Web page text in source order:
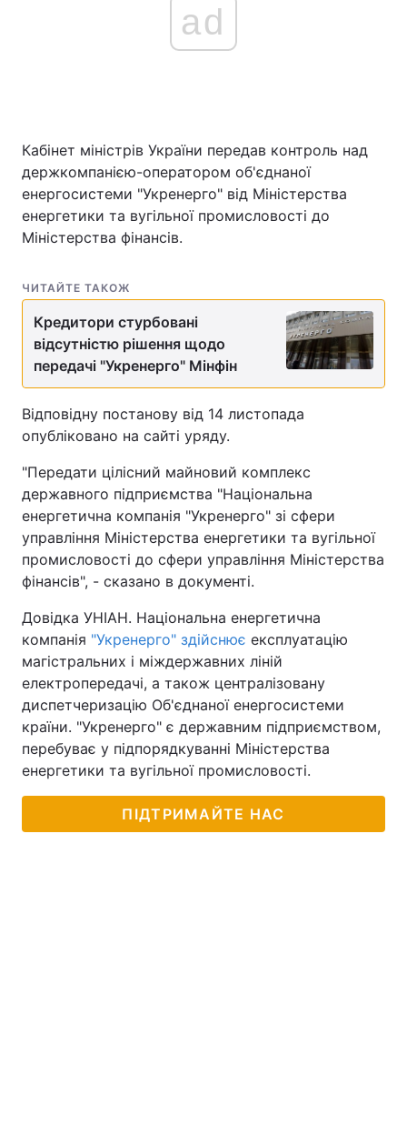
ad
Кабінет міністрів України передав контроль над
держкомпанією-оператором об'єднаної
енергосистеми "Укренерго" від Міністерства
енергетики та вугільної промисловості до
Міністерства фінансів.
ЧИТАЙТЕ ТАКОЖ
Кредитори стурбовані
відсутністю рішення щодо
передачі "Укренерго" Мінфін
Відповідну постанову від 14 листопада
опубліковано на сайті уряду.
"Передати цілісний майновий комплекс
державного підприємства "Національна
енергетична компанія "Укренерго" зі сфери
управління Міністерства енергетики та вугільної
промисловості до сфери управління Міністерства
фінансів", - сказано в документі.
Довідка УНІАН. Національна енергетична
компанія "Укренерго" здійснює експлуатацію
магістральних і міждержавних ліній
електропередачі, а також централізовану
диспетчеризацію Об'єднаної енергосистеми
країни. "Укренерго" є державним підприємством,
перебуває у підпорядкуванні Міністерства
енергетики та вугільної промисловості.
ПІДТРИМАЙТЕ НАС